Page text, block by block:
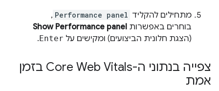
מתחילים להקליד Performance panel
,
בוחרים באפשרות Show Performance panel
(הצגת חלונית הביצועים) ומקישים על Enter
.
צפייה בנתוני ה-Core Web Vitals בזמן
אמת